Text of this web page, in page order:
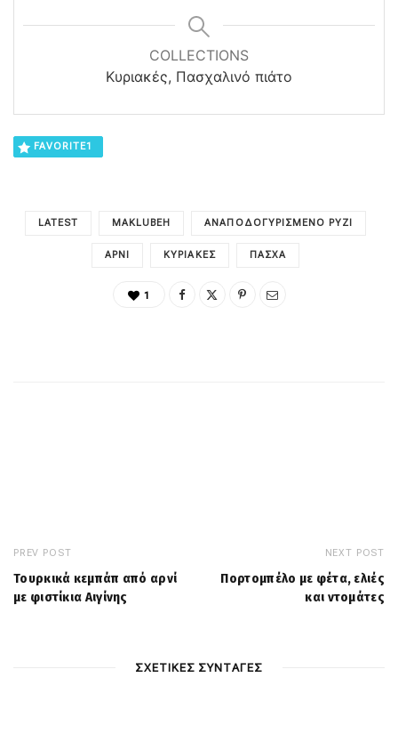
COLLECTIONS
Κυριακές, Πασχαλινό πιάτο
FAVORITE1
LATEST MAKLUBEH ΑΝΑΠΟΔΟΓΥΡΙΣΜΈΝΟ ΡΎΖΙ
ΑΡΝΊ ΚΥΡΙΑΚΈΣ ΠΆΣΧΑ
1
PREV POST
Τουρκικά κεμπάπ από αρνί
με φιστίκια Αιγίνης
NEXT POST
Πορτομπέλο με φέτα, ελιές
και ντομάτες
ΣΧΕΤΙΚΕΣ ΣΥΝΤΑΓΕΣ